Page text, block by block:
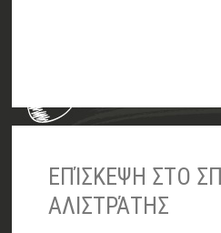
ΕΠΊΣΚΕΨΗ ΣΤΟ
ΑΛΙΣΤΡΆΤΗΣ